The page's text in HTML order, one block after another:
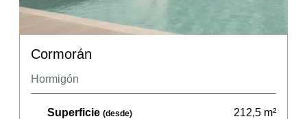
Cormorán
Hormigón
Superficie (desde) 212,5 m²